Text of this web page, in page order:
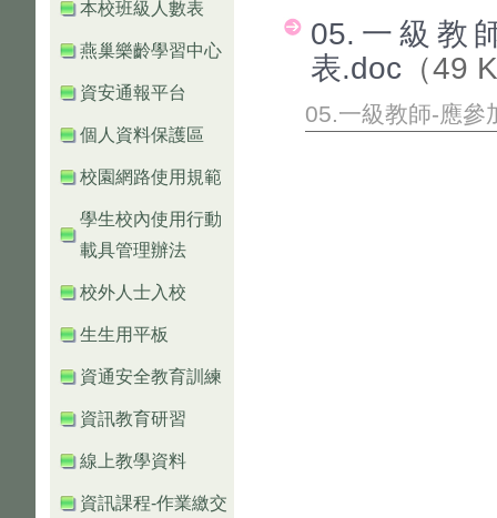
本校班級人數表
燕巢樂齡學習中心
資安通報平台
個人資料保護區
校園網路使用規範
學生校內使用行動
載具管理辦法
校外人士入校
生生用平板
資通安全教育訓練
資訊教育研習
線上教學資料
資訊課程-作業繳交
05.一級教
表.doc （49
05.一級教師-應